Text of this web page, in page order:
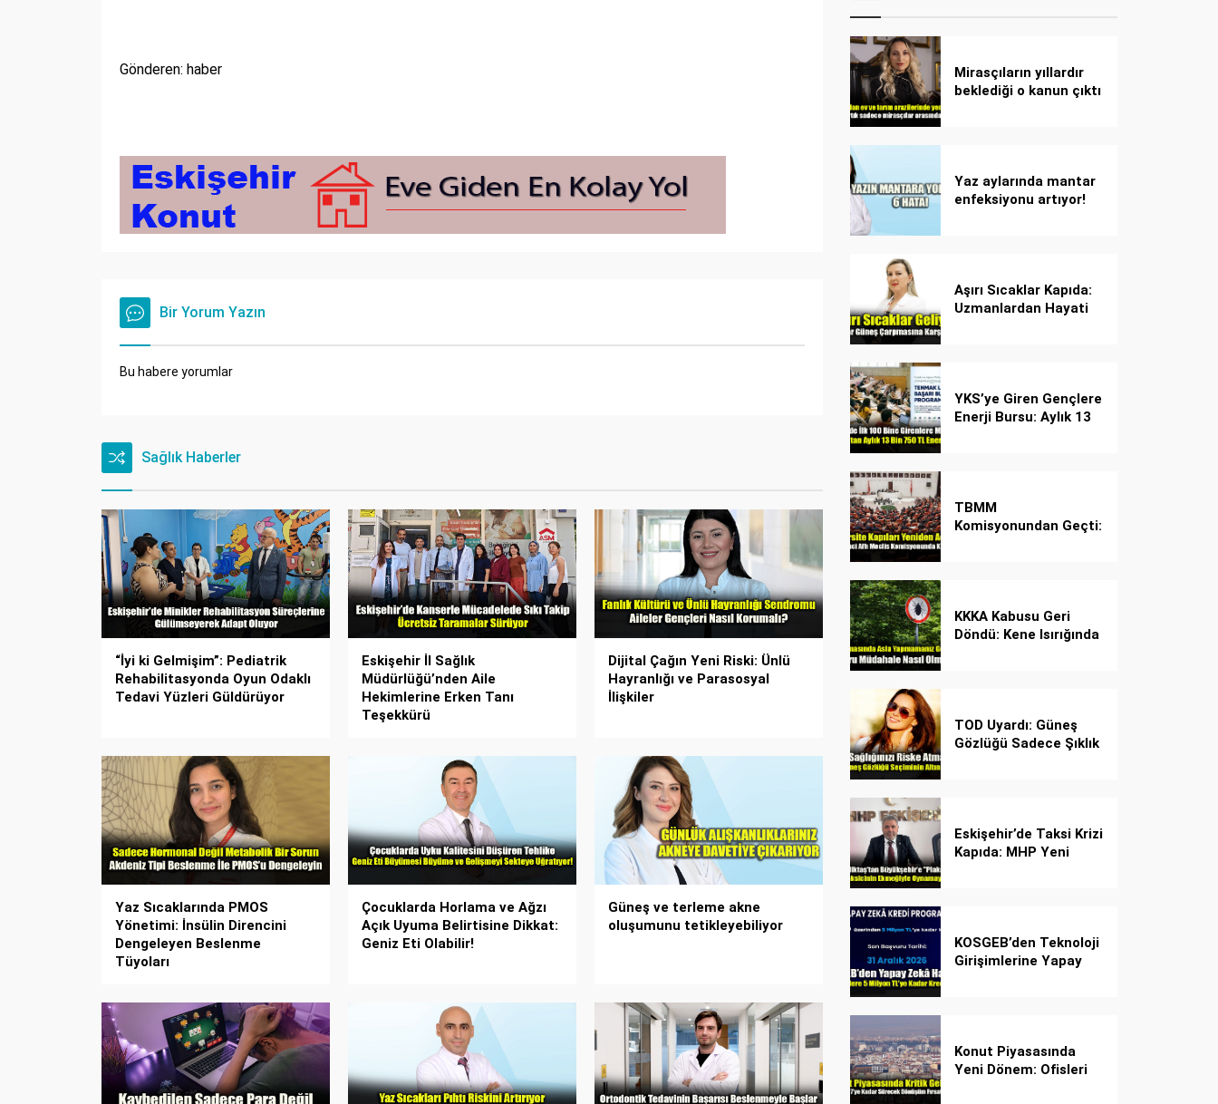
Gönderen: haber
Bir Yorum Yazın
Bu habere yorumlar
Sağlık Haberler
“İyi ki Gelmişim”: Pediatrik
Rehabilitasyonda Oyun Odaklı
Tedavi Yüzleri Güldürüyor
Eskişehir İl Sağlık
Müdürlüğü’nden Aile
Hekimlerine Erken Tanı
Teşekkürü
Dijital Çağın Yeni Riski: Ünlü
Hayranlığı ve Parasosyal
İlişkiler
Yaz Sıcaklarında PMOS
Yönetimi: İnsülin Direncini
Dengeleyen Beslenme
Tüyoları
Çocuklarda Horlama ve Ağzı
Açık Uyuma Belirtisine Dikkat:
Geniz Eti Olabilir!
Güneş ve terleme akne
oluşumunu tetikleyebiliyor
Mirasçıların yıllardır
beklediği o kanun çıktı
Yaz aylarında mantar
enfeksiyonu artıyor!
Aşırı Sıcaklar Kapıda:
Uzmanlardan Hayati
YKS’ye Giren Gençlere
Enerji Bursu: Aylık 13
TBMM
Komisyonundan Geçti:
KKKA Kabusu Geri
Döndü: Kene Isırığında
TOD Uyardı: Güneş
Gözlüğü Sadece Şıklık
Eskişehir’de Taksi Krizi
Kapıda: MHP Yeni
KOSGEB’den Teknoloji
Girişimlerine Yapay
Konut Piyasasında
Yeni Dönem: Ofisleri